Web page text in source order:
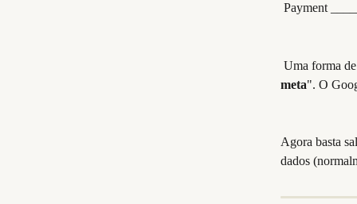
Payment
Uma forma
meta". O
Agora basta
dados